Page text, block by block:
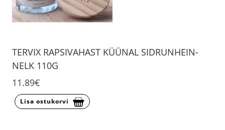
TERVIX RAPSIVAHAST KÜÜNAL SIDRUNHEIN-
NELK 110G
11.89€
Lisa ostukorvi